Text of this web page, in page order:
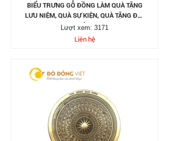
BIỂU TRƯNG GỖ ĐỒNG LÀM QUÀ TẶNG
LƯU NIỆM, QUÀ SỰ KIỆN, QUÀ TẶNG ĐỐI
TÁC
Lượt xem: 3171
Liên hệ